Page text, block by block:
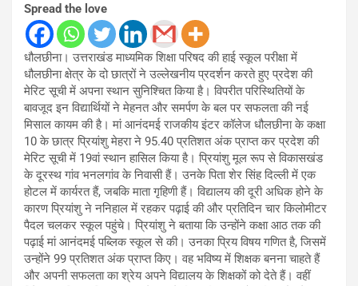
Spread the love
धौलछीना। उत्तराखंड माध्यमिक शिक्षा परिषद की हाई स्कूल परीक्षा में
धौलछीना क्षेत्र के दो छात्रों ने उल्लेखनीय प्रदर्शन करते हुए प्रदेश की
मेरिट सूची में अपना स्थान सुनिश्चित किया है। विपरीत परिस्थितियों के
बावजूद इन विद्यार्थियों ने मेहनत और समर्पण के बल पर सफलता की नई
मिसाल कायम की है। मां आनंदमई राजकीय इंटर कॉलेज धौलछीना के कक्षा
10 के छात्र प्रियांशु मेहरा ने 95.40 प्रतिशत अंक प्राप्त कर प्रदेश की
मेरिट सूची में 19वां स्थान हासिल किया है। प्रियांशु मूल रूप से विकासखंड
के दूरस्थ गांव भनलगांव के निवासी हैं। उनके पिता शेर सिंह दिल्ली में एक
होटल में कार्यरत हैं, जबकि माता गृहिणी हैं। विद्यालय की दूरी अधिक होने के
कारण प्रियांशु ने ननिहाल में रहकर पढ़ाई की और प्रतिदिन चार किलोमीटर
पैदल चलकर स्कूल पहुंचे। प्रियांशु ने बताया कि उन्होंने कक्षा आठ तक की
पढ़ाई मां आनंदमई पब्लिक स्कूल से की। उनका प्रिय विषय गणित है, जिसमें
उन्होंने 99 प्रतिशत अंक प्राप्त किए। वह भविष्य में शिक्षक बनना चाहते हैं
और अपनी सफलता का श्रेय अपने विद्यालय के शिक्षकों को देते हैं। वहीं